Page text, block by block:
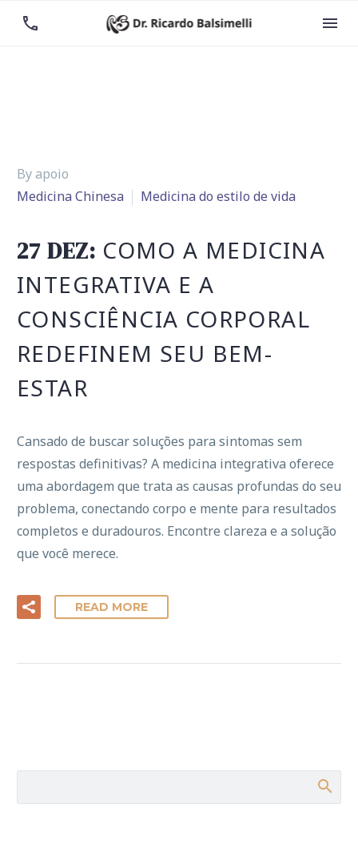


By apoio
Medicina Chinesa
Medicina do estilo de vida
27 DEZ: COMO A MEDICINA
INTEGRATIVA E A
CONSCIÊNCIA CORPORAL
REDEFINEM SEU BEM-
ESTAR
Cansado de buscar soluções para sintomas sem
respostas definitivas? A medicina integrativa oferece
uma abordagem que trata as causas profundas do seu
problema, conectando corpo e mente para resultados
completos e duradouros. Encontre clareza e a solução
que você merece.
READ MORE